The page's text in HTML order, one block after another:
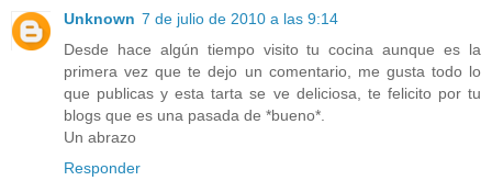
Unknown 7 de julio de 2010 a las 9:14
Desde hace algún tiempo visito tu cocina aunque es la
primera vez que te dejo un comentario, me gusta todo lo
que publicas y esta tarta se ve deliciosa, te felicito por tu
blogs que es una pasada de *bueno*.
Un abrazo
Responder